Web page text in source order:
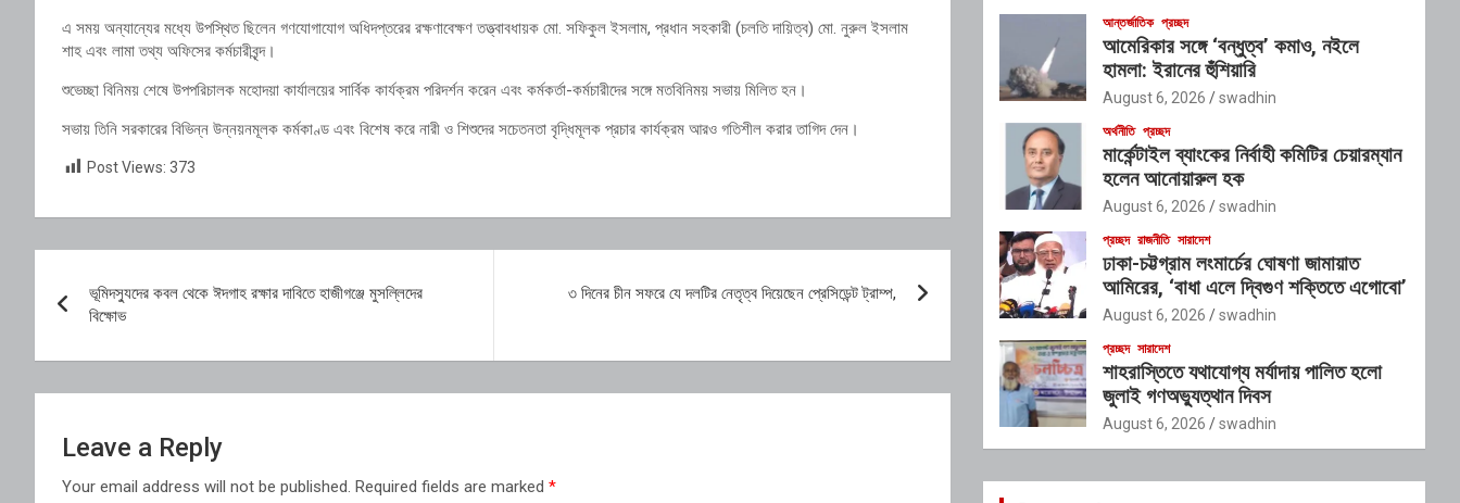
এ সময় অন্যান্যের মধ্যে উপস্থিত ছিলেন গণযোগাযোগ অধিদপ্তরের রক্ষণাবেক্ষণ তত্ত্বাবধায়ক মো. সফিকুল ইসলাম, প্রধান সহকারী (চলতি দায়িত্ব) মো. নুরুল ইসলাম
শাহ এবং লামা তথ্য অফিসের কর্মচারীবৃন্দ।
শুভেচ্ছা বিনিময় শেষে উপপরিচালক মহোদয়া কার্যালয়ের সার্বিক কার্যক্রম পরিদর্শন করেন এবং কর্মকর্তা-কর্মচারীদের সঙ্গে মতবিনিময় সভায় মিলিত হন।
সভায় তিনি সরকারের বিভিন্ন উন্নয়নমূলক কর্মকাণ্ড এবং বিশেষ করে নারী ও শিশুদের সচেতনতা বৃদ্ধিমূলক প্রচার কার্যক্রম আরও গতিশীল করার তাগিদ দেন।
Post Views: 373
navigation
ভূমিদস্যুদের কবল থেকে ঈদগাহ রক্ষার দাবিতে হাজীগঞ্জে মুসল্লিদের
বিক্ষোভ
৩ দিনের চীন সফরে যে দলটির নেতৃত্ব দিয়েছেন প্রেসিডেন্ট ট্রাম্প,
Leave a Reply
Your email address will not be published. Required fields are marked *
আন্তর্জাতিক প্রচ্ছদ
আমেরিকার সঙ্গে ‘বন্ধুত্ব’ কমাও, নইলে
হামলা: ইরানের হুঁশিয়ারি
August 6, 2026 swadhin
অর্থনীতি প্রচ্ছদ
মার্কেন্টাইল ব্যাংকের নির্বাহী কমিটির চেয়ারম্যান
হলেন আনোয়ারুল হক
August 6, 2026 swadhin
প্রচ্ছদ রাজনীতি সারাদেশ
ঢাকা-চট্টগ্রাম লংমার্চের ঘোষণা জামায়াত
আমিরের, ‘বাধা এলে দ্বিগুণ শক্তিতে এগোবো’
August 6, 2026 swadhin
প্রচ্ছদ সারাদেশ
শাহরাস্তিতে যথাযোগ্য মর্যাদায় পালিত হলো
জুলাই গণঅভ্যুত্থান দিবস
August 6, 2026 swadhin